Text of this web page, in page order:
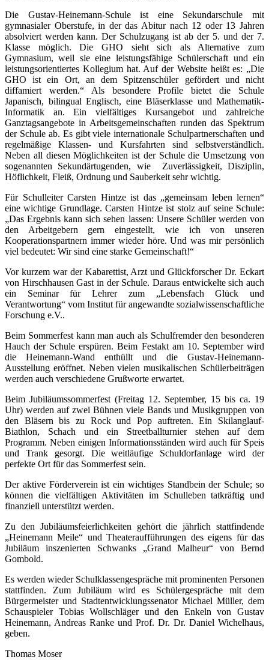
Die Gustav-Heinemann-Schule ist eine Sekundarschule mit
gymnasialer Oberstufe, in der das Abitur nach 12 oder 13 Jahren
absolviert werden kann. Der Schulzugang ist ab der 5. und der 7.
Klasse möglich. Die GHO sieht sich als Alternative zum
Gymnasium, weil sie eine leistungsfähige Schülerschaft und ein
leistungsorientiertes Kollegium hat. Auf der Website heißt es: „Die
GHO ist ein Ort, an dem Spitzenschüler gefördert und nicht
diffamiert werden.“ Als besondere Profile bietet die Schule
Japanisch, bilingual Englisch, eine Bläserklasse und Mathematik-
Informatik an. Ein vielfältiges Kursangebot und zahlreiche
Ganztagsangebote in Arbeitsgemeinschaften runden das Spektrum
der Schule ab. Es gibt viele internationale Schulpartnerschaften und
regelmäßige Klassen- und Kursfahrten sind selbstverständlich.
Neben all diesen Möglichkeiten ist der Schule die Umsetzung von
sogenannten Sekundärtugenden, wie Zuverlässigkeit, Disziplin,
Höflichkeit, Fleiß, Ordnung und Sauberkeit sehr wichtig.
Für Schulleiter Carsten Hintze ist das „gemeinsam leben lernen“
eine wichtige Grundlage. Carsten Hintze ist stolz auf seine Schule:
„Das Ergebnis kann sich sehen lassen: Unsere Schüler werden von
den Arbeitgebern gern eingestellt, wie ich von unseren
Kooperationspartnern immer wieder höre. Und was mir persönlich
viel bedeutet: Wir sind eine starke Gemeinschaft!“
Vor kurzem war der Kabarettist, Arzt und Glückforscher Dr. Eckart
von Hirschhausen Gast in der Schule. Daraus entwickelte sich auch
ein Seminar für Lehrer zum „Lebensfach Glück und
Verantwortung“ vom Institut für angewandte sozialwissenschaftliche
Forschung e.V..
Beim Sommerfest kann man auch als Schulfremder den besonderen
Hauch der Schule erspüren. Beim Festakt am 10. September wird
die Heinemann-Wand enthüllt und die Gustav-Heinemann-
Ausstellung eröffnet. Neben vielen musikalischen Schülerbeiträgen
werden auch verschiedene Grußworte erwartet.
Beim Jubiläumssommerfest (Freitag 12. September, 15 bis ca. 19
Uhr) werden auf zwei Bühnen viele Bands und Musikgruppen von
den Bläsern bis zu Rock und Pop auftreten. Ein Skilanglauf-
Biathlon, Schach und ein Streetballturnier stehen auf dem
Programm. Neben einigen Informationsständen wird auch für Speis
und Trank gesorgt. Die weitläufige Schuldorfanlage wird der
perfekte Ort für das Sommerfest sein.
Der aktive Förderverein ist ein wichtiges Standbein der Schule; so
können die vielfältigen Aktivitäten im Schulleben tatkräftig und
finanziell unterstützt werden.
Zu den Jubiläumsfeierlichkeiten gehört die jährlich stattfindende
„Heinemann Meile“ und Theateraufführungen des eigens für das
Jubiläum inszenierten Schwanks „Grand Malheur“ von Bernd
Gombold.
Es werden wieder Schulklassengespräche mit prominenten Personen
stattfinden. Zum Jubiläum wird es Schülergespräche mit dem
Bürgermeister und Stadtentwicklungssenator Michael Müller, dem
Schauspieler Tobias Wollschläger und den Enkeln von Gustav
Heinemann, Andreas Ranke und Prof. Dr. Dr. Daniel Wichelhaus,
geben.
Thomas Moser